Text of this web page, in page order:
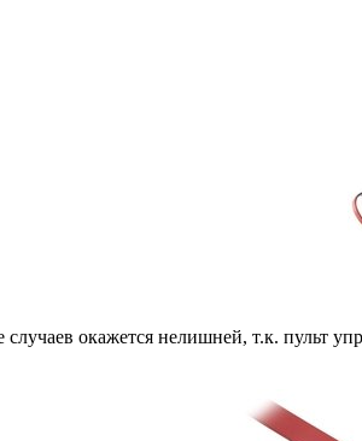
окажется нелишней, т.к. пульт